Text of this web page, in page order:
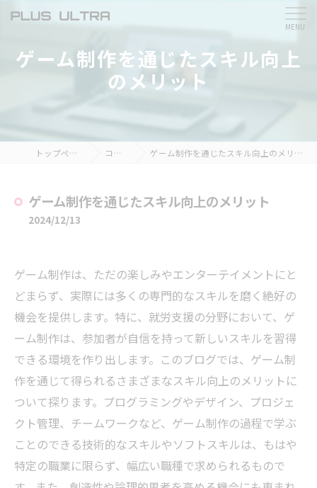
ゲーム制作を通じたスキル向上
のメリット
トップページ コラム ゲーム制作を通じたスキル向上のメリット
ゲーム制作を通じたスキル向上のメリット
2024/12/13
ゲーム制作は、ただの楽しみやエンターテイメントにと
どまらず、実際には多くの専門的なスキルを磨く絶好の
機会を提供します。特に、就労支援の分野において、ゲ
ーム制作は、参加者が自信を持って新しいスキルを習得
できる環境を作り出します。このブログでは、ゲーム制
作を通じて得られるさまざまなスキル向上のメリットに
ついて探ります。プログラミングやデザイン、プロジェ
クト管理、チームワークなど、ゲーム制作の過程で学ぶ
ことのできる技術的なスキルやソフトスキルは、もはや
特定の職業に限らず、幅広い職種で求められるもので